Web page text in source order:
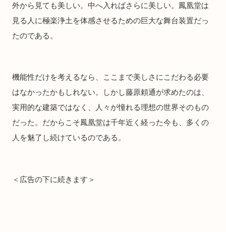
外から見ても美しい。中へ入ればさらに美しい。鳳凰堂は
見る人に極楽浄土を体感させるための巨大な舞台装置だっ
たのである。
機能性だけを考えるなら、ここまで美しさにこだわる必要
はなかったかもしれない。しかし藤原頼通が求めたのは、
実用的な建築ではなく、人々が憧れる理想の世界そのもの
だった。だからこそ鳳凰堂は千年近く経った今も、多くの
人を魅了し続けているのである。
＜広告の下に続きます＞